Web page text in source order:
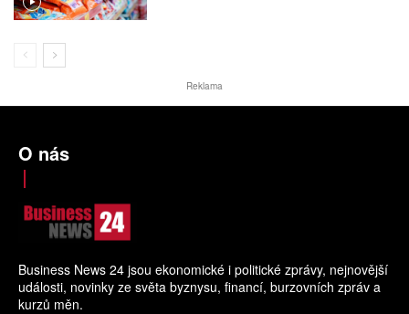
Reklama
O nás
Business News 24 jsou ekonomické i politické zprávy, nejnovější
události, novinky ze světa byznysu, financí, burzovních zpráv a
kurzů měn.